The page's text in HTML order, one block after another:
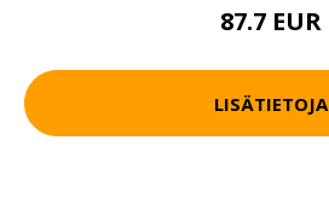
87.7 EUR
LISÄTIETOJA